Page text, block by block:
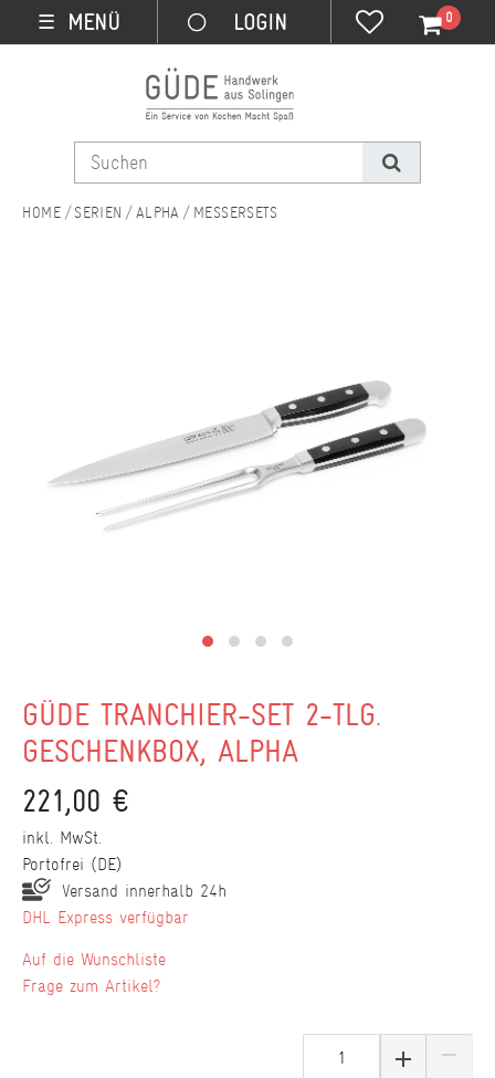
☰ MENÜ 0
SERIEN ALPHA MESSERSETS
GÜDE TRANCHIER-SET 2-TLG.
GESCHENKBOX, ALPHA
221,00 €
inkl. MwSt.
Portofrei (DE)
Versand innerhalb 24h
DHL Express verfügbar
Wunschliste
Frage zum Artikel?